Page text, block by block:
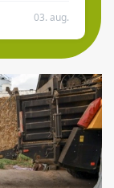
03. aug.